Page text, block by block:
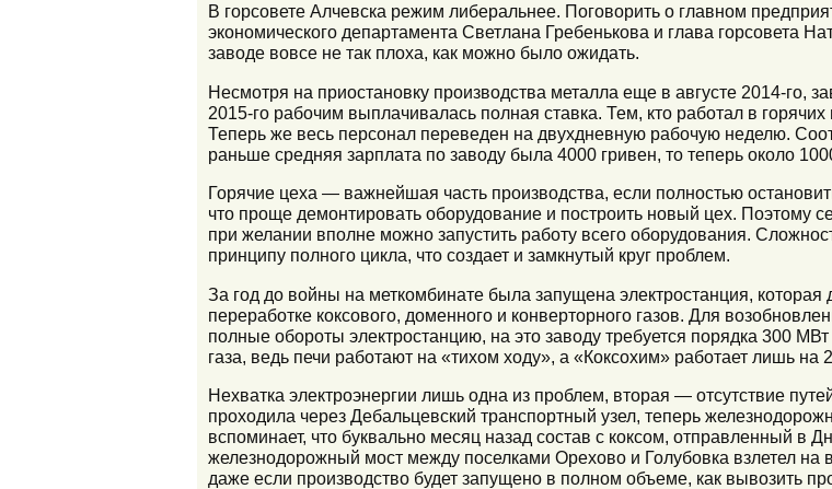
В горсовете Алчевска режим либеральнее. Поговорить о главном
экономического департамента Светлана Гребенькова и глава горсовета
заводе вовсе не так плоха, как можно было ожидать.
Несмотря на приостановку производства металла еще в августе 2014-го,
2015-го рабочим выплачивалась полная ставка. Тем, кто работал в
Теперь же весь персонал переведен на двухдневную рабочую неделю.
раньше средняя зарплата по заводу была 4000 гривен, то теперь около
Горячие цеха — важнейшая часть производства, если полностью
что проще демонтировать оборудование и построить новый цех. Поэтому
при желании вполне можно запустить работу всего оборудования.
принципу полного цикла, что создает и замкнутый круг проблем.
За год до войны на меткомбинате была запущена электростанция, которая
переработке коксового, доменного и конверторного газов. Для
полные обороты электростанцию, на это заводу требуется порядка 300
газа, ведь печи работают на «тихом ходу», а «Коксохим» работает лишь на
Нехватка электроэнергии лишь одна из проблем, вторая — отсутствие
проходила через Дебальцевский транспортный узел, теперь
вспоминает, что буквально месяц назад состав с коксом, отправленный в
железнодорожный мост между поселками Орехово и Голубовка взлетел на
даже если производство будет запущено в полном объеме, как вывозить